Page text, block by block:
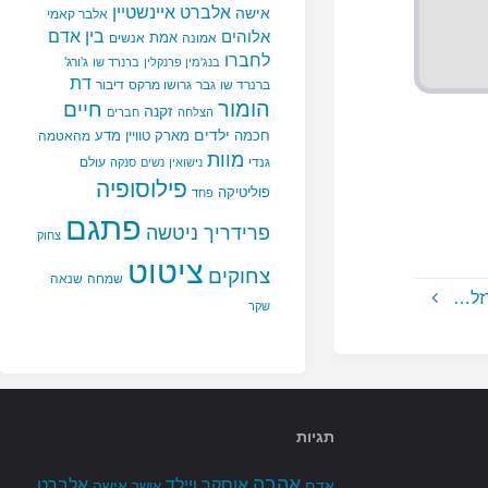
אישה אלברט איינשטיין אלבר קאמי
אלוהים אמונה אמת אנשים בין אדם
לחברו בנג'מין פרנקלין ברנרד שו ג'ורג'
ברנרד שו גבר גרושו מרקס דיבור דת
הומור הצלחה זקנה חברים חיים
חכמה ילדים מארק טוויין מדע מהאטמה
גנדי מוות נישואין נשים סנקה עולם
פוליטיקה פחד פילוסופיה
פרידריך ניטשה פתגם צחוק
צחוקים ציטוט שמחה שנאה
שקר
תגיות